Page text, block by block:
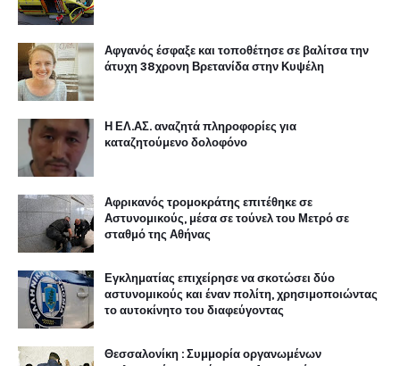
Αφγανός έσφαξε και τοποθέτησε σε βαλίτσα την
άτυχη 38χρονη Βρετανίδα στην Κυψέλη
Η ΕΛ.ΑΣ. αναζητά πληροφορίες για
καταζητούμενο δολοφόνο
Αφρικανός τρομοκράτης επιτέθηκε σε
Αστυνομικούς, μέσα σε τούνελ του Μετρό σε
σταθμό της Αθήνας
Εγκληματίας επιχείρησε να σκοτώσει δύο
αστυνομικούς και έναν πολίτη, χρησιμοποιώντας
το αυτοκίνητο του διαφεύγοντας
Θεσσαλονίκη : Συμμορία οργανωμένων